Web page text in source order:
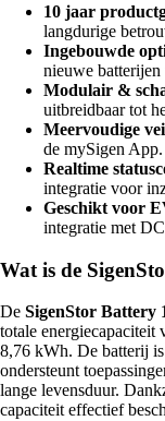
10 jaar
langdurige
Ingebouwde
nieuwe batterijen
Modulair &
uitbreidbaar tot
Meervoudige
de mySigen App.
Realtime
integratie voor
Geschikt voor
integratie met
Wat is de
De SigenStor Battery
totale energiecapaciteit
8,76 kWh. De batterij
ondersteunt
lange levensduur.
capaciteit effectief